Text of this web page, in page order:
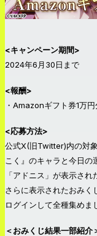
<キャンペーン期間>
2024年6月30日まで
<報酬>
・Amazonギフト券1万
<応募方法>
公式X(旧Twitter)内の対
こく』のキャラと今日
「アドニス」が表示さ
さらに表示されたおみく
ログインして全種集めま
＜おみくじ結果一部紹介